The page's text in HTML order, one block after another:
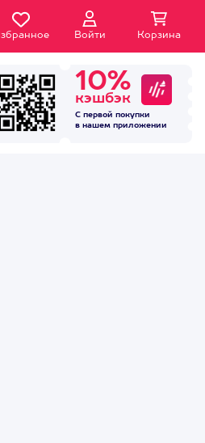
Войти Корзина
10%
кэшбэк
С первой покупки
в нашем приложении